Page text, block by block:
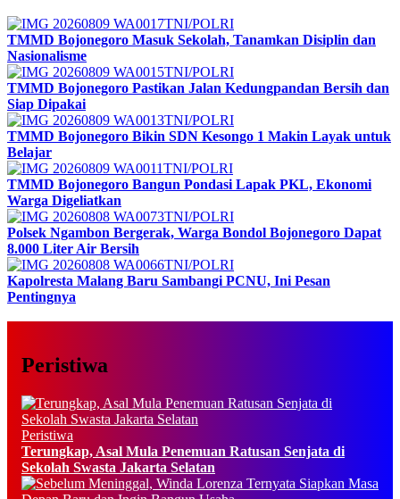
TNI/POLRI
TMMD Bojonegoro Masuk Sekolah, Tanamkan Disiplin dan
Nasionalisme
TNI/POLRI
TMMD Bojonegoro Pastikan Jalan Kedungpandan Bersih dan
Siap Dipakai
TNI/POLRI
TMMD Bojonegoro Bikin SDN Kesongo 1 Makin Layak untuk
Belajar
TNI/POLRI
TMMD Bojonegoro Bangun Pondasi Lapak PKL, Ekonomi
Warga Digeliatkan
TNI/POLRI
Polsek Ngambon Bergerak, Warga Bondol Bojonegoro Dapat
8.000 Liter Air Bersih
TNI/POLRI
Kapolresta Malang Baru Sambangi PCNU, Ini Pesan
Pentingnya
Peristiwa
Peristiwa
Terungkap, Asal Mula Penemuan Ratusan Senjata di
Sekolah Swasta Jakarta Selatan